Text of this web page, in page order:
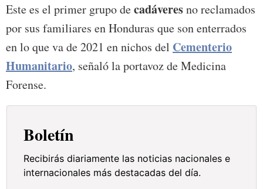
Este es el primer grupo decadáveresno reclamados
por sus familiares en Honduras que son enterrados
en lo que va de 2021 en nichos del Cementerio
Humanitario, señaló la portavoz de Medicina
Forense.
Boletín
Recibirás diariamente las noticias nacionales e
internacionales más destacadas del día.